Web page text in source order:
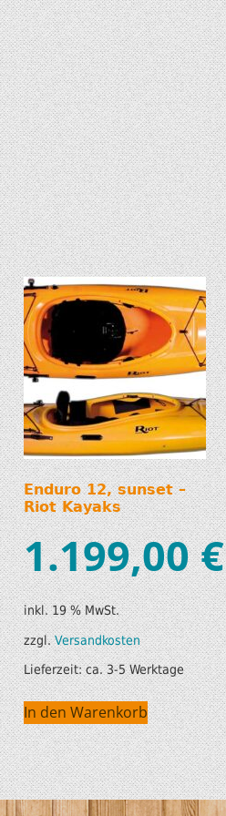
Enduro 12, sunset –
Riot Kayaks
1.199,00€
inkl. 19 % MwSt.
zzgl.Versandkosten
Lieferzeit:ca. 3-5 Werktage
In den Warenkorb